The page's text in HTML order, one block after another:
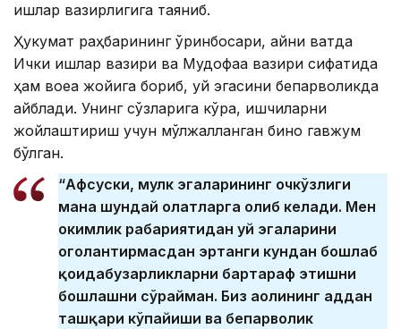
ишлар вазирлигига таяниб.
Ҳукумат раҳбарининг ўринбосари, айни вақтда
Ички ишлар вазири ва Мудофаа вазири сифатида
ҳам воқеа жойига бориб, уй эгасини бепарволикда
айблади. Унинг сўзларига кўра, ишчиларни
жойлаштириш учун мўлжалланган бино гавжум
бўлган.
“Афсуски, мулк эгаларининг очкўзлиги
мана шундай ҳолатларга олиб келади. Мен
ҳокимлик раҳбариятидан уй эгаларини
огоҳлантирмасдан эртанги кундан бошлаб
қоидабузарликларни бартараф этишни
бошлашни сўрайман. Биз аҳолининг ҳаддан
ташқари кўпайиши ва бепарволик